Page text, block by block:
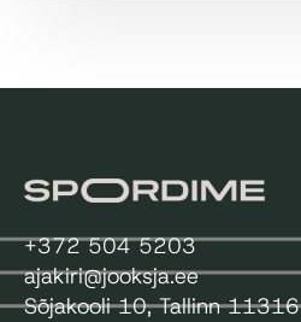
+372 504 5203
ajakiri@jooksja.ee
Sõjakooli 10, Tallinn 11316